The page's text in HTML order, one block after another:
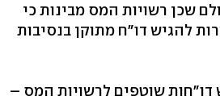
שכן רשויות המס מבינות כי
להגיש דו"ח מתוקן בנסיבות
שוטפים לרשויות המס –